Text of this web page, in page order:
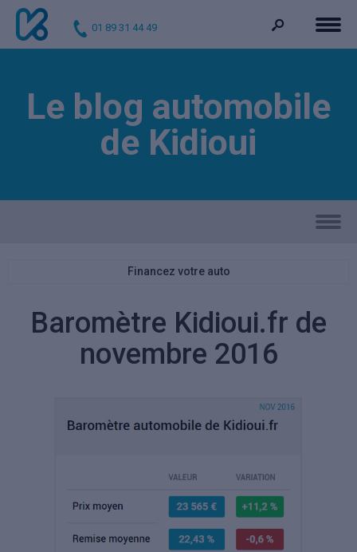
01 89 31 44 49
Le blog automobile
de Kidioui
Financez votre auto
Baromètre Kidioui.fr de
novembre 2016